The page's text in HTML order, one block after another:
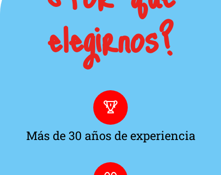
elegirnos?
Más de 30 años de experiencia